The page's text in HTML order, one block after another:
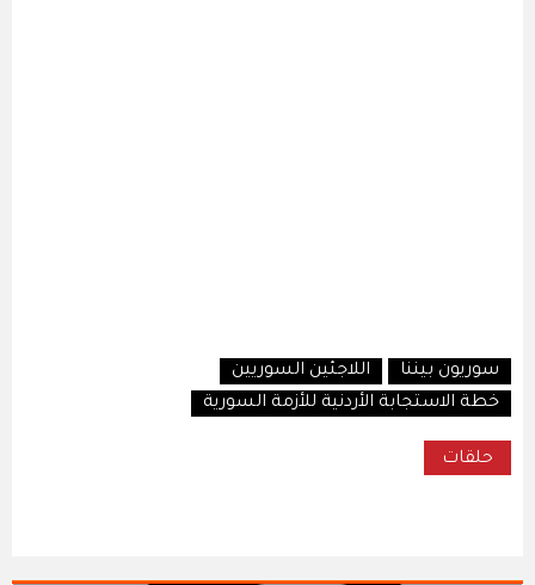
سوريون بيننا
اللاجئين السوريين
خطة الاستجابة الأردنية للأزمة السورية
حلقات